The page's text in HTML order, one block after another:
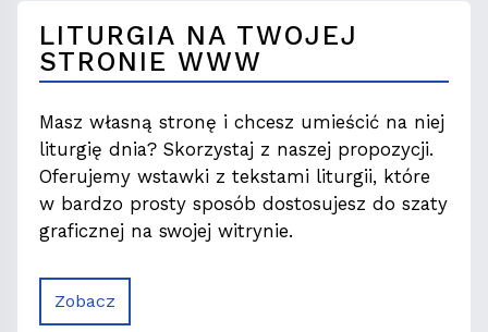
LITURGIA NA TWOJEJ
STRONIE WWW
Masz własną stronę i chcesz umieścić na niej
liturgię dnia? Skorzystaj z naszej propozycji.
Oferujemy wstawki z tekstami liturgii, które
w bardzo prosty sposób dostosujesz do szaty
graficznej na swojej witrynie.
Zobacz